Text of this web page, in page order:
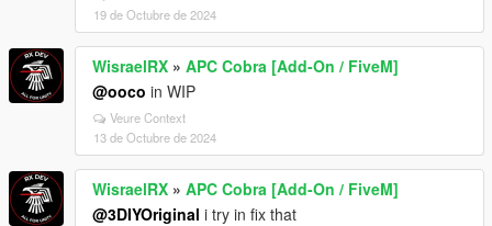
19 de Octubre de 2024
WisraelRX » APC Cobra [Add-On / FiveM]
@ooco in WIP
Veure Context
13 de Octubre de 2024
WisraelRX » APC Cobra [Add-On / FiveM]
@3DIYOriginal i try in fix that